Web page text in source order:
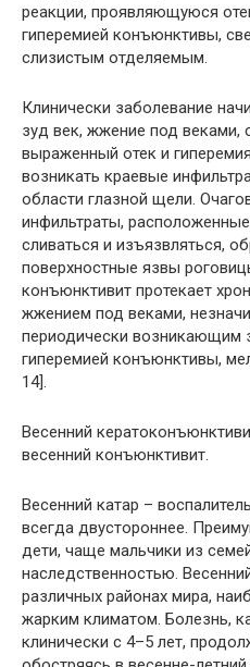
реакции, проявляющуюся
гиперемией конъюнктивы,
слизистым отделяемым.
Клинически заболевание
зуд век, жжение под веками,
выраженный отек и
возникать краевые
области глазной щели.
инфильтраты,
сливаться и изъязвляться,
поверхностные язвы
конъюнктивит протекает
жжением под веками,
периодически возникающим
гиперемией конъюнктивы,
14].
Весенний
весенний конъюнктивит.
Весенний катар –
всегда двустороннее.
дети, чаще мальчики из
наследственностью.
различных районах мира,
жарким климатом. Болезнь,
клинически с 4–5 лет,